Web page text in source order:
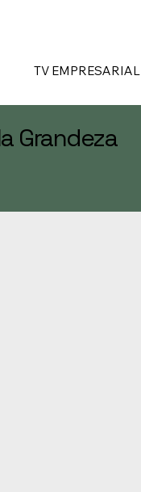
TV EMPRESARIAL
Grandeza